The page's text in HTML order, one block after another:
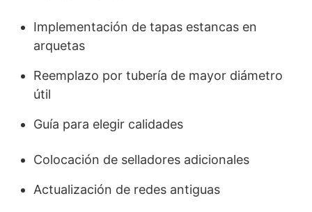
Implementación de tapas estancas en
arquetas
Reemplazo por tubería de mayor diámetro
útil
Guía para elegir calidades
Colocación de selladores adicionales
Actualización de redes antiguas